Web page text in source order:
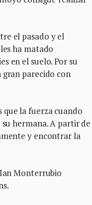
el pasado y el
ha matado
en el suelo. Por su
gran parecido con
que la fuerza cuando
hermana. A partir de
y encontrar la
Monterrubio